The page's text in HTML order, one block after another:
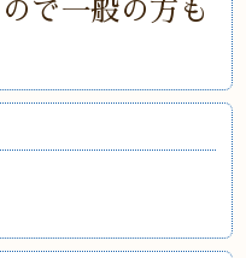
で一般の方も